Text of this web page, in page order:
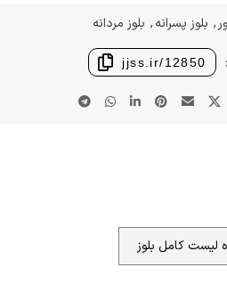
, بلوز پسرانه, بلوز مردانه
jjss.ir/12850
لیست کامل بلوز